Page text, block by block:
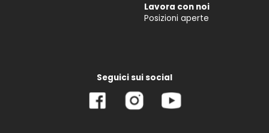
Lavora con noi
Posizioni aperte
Seguici sui social